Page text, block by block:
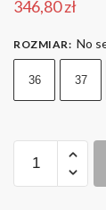
346,80zł
ROZMIAR: No
36 37